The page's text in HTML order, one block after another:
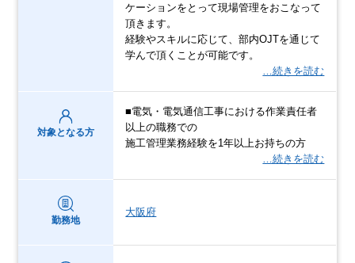
ケーションをとって現場管理をおこなって
頂きます。
経験やスキルに応じて、部内OJTを通じて
学んで頂くことが可能です。
…続きを読む
対象となる方
■電気・電気通信工事における作業責任者
以上の職務での
施工管理業務経験を1年以上お持ちの方
…続きを読む
勤務地
大阪府